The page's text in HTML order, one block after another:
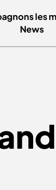
les
News